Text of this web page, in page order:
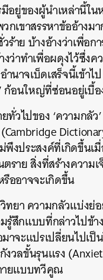
อยู่ของผู้นำเหล่านี้ใ
กเขาสรรหาข้ออ้าง
ร้าย บ้างอ้างว่าเพื่อก
งว่าทำเพื่อผดุงไว้ซึ่ง
นาจเบ็ดเสร็จนี้เข้า
ก้อนใหญ่ที่ซ่อนอยู่เบื้อ
ทั่วไปของ ‘ความกลัว
พึงประสงค์ที่เกิดขึ้นเ
ราย สิ่งที่สร้างความ
ออาจจะเกิดขึ้น
ทยา ความกลัวแบ่งย่
สึกแบบที่กล่าวไปข้า
าจะแปรเปลี่ยนไปเป็
วลขั้นรุนแรง
ายแบบทวีคูณ